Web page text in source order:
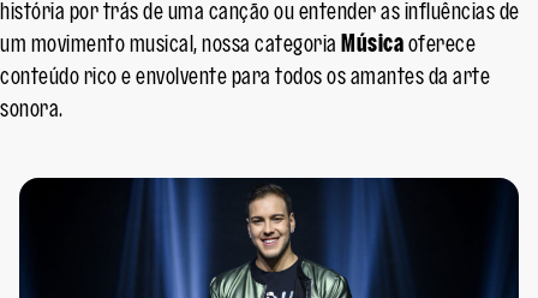
história por trás de uma canção ou entender as influências de
um movimento musical, nossa categoria Música oferece
conteúdo rico e envolvente para todos os amantes da arte
sonora.